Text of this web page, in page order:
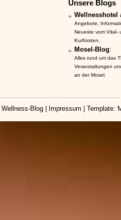
Unsere Blogs
Wellnesshotel
Angebote,
Neueste vom Vital-
Kurfürsten.
Mosel-Blog:
Alles rund um das
Veranstaltungen
an der Mosel.
Wellness-Blog Impressum | Template: